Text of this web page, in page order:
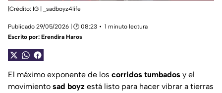
|Crédito: IG | _sadboyz4life
Publicado 29/05/2026 | 🕑 08:23
1 minuto lectura
Escrito por: Erendira Haros
El máximo exponente de los corridos tumbados y el
movimiento sad boyz está listo para hacer vibrar a tierras